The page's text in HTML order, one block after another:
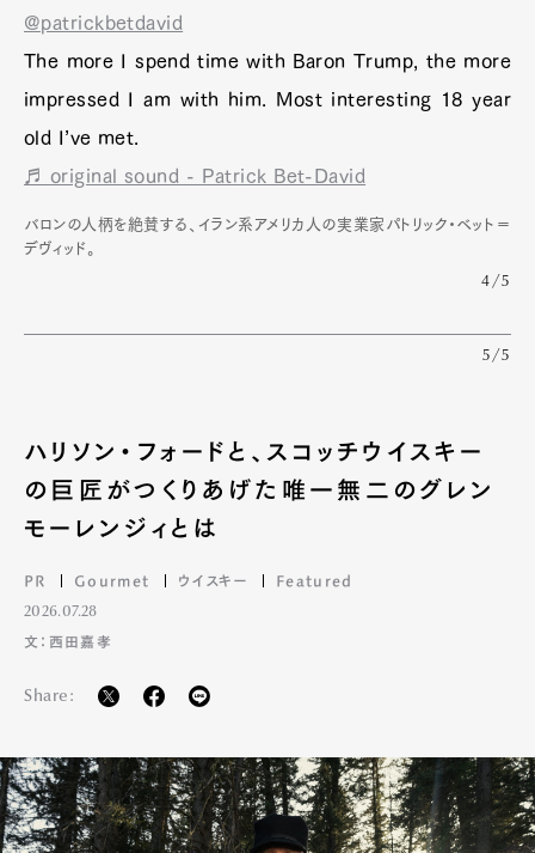
@patrickbetdavid
The more I spend time with Baron Trump, the more
impressed I am with him. Most interesting 18 year
old I’ve met.
♬ original sound - Patrick Bet-David
バロンの人柄を絶賛する、イラン系アメリカ人の実業家パトリック・ベット＝
デヴィッド。
4/5
5/5
ハリソン・フォードと、スコッチウイスキー
の巨匠がつくりあげた唯一無二のグレン
モーレンジィとは
PR Gourmet ウイスキー Featured
2026.07.28
文：西田嘉孝
Share: